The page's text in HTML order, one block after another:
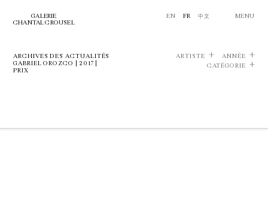
GALERIE
CHANTAL CROUSEL
EN FR 中文 MENU
ARCHIVES DES ACTUALITÉS
GABRIEL OROZCO | 2017 |
PRIX
ARTISTE
ANNÉE
CATÉGORIE